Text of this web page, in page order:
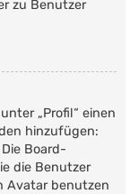
zu Benutzer
„Profil“ einen
hinzufügen:
Board-
die Benutzer
Avatar benutzen